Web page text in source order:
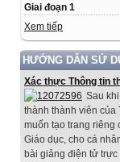
Giai đoạn 1
Xem tiếp
HƯỚNG DẪN SỬ
Xác thực Thông tin
Sau
thành thành viên của
muốn tạo trang riêng
Giáo dục, cho cá
bài giảng điện tử